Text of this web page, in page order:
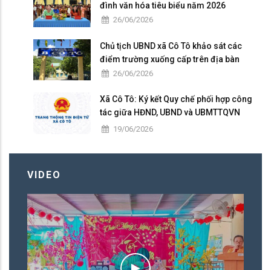
đình văn hóa tiêu biểu năm 2026
26/06/2026
Chủ tịch UBND xã Cô Tô khảo sát các
điểm trường xuống cấp trên địa bàn
26/06/2026
Xã Cô Tô: Ký kết Quy chế phối hợp công
tác giữa HĐND, UBND và UBMTTQVN
nhiệm kỳ 2026 – 2031
19/06/2026
VIDEO